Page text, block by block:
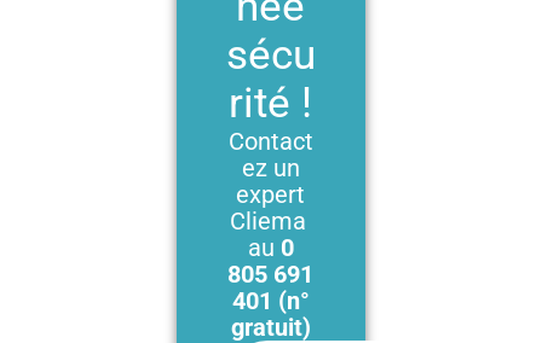
sécu
rité !
Contact
ez un
expert
Cliema
au 0
805 691
401 (n°
gratuit)